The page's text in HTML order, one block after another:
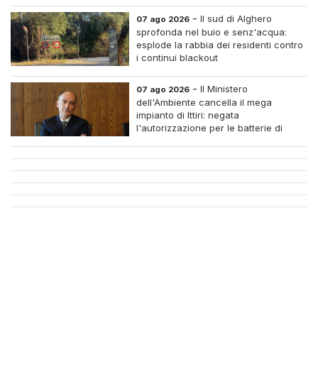
07 ago 2026 -Il sud di Alghero
sprofonda nel buio e senz'acqua:
esplode la rabbia dei residenti contro
i continui blackout
07 ago 2026 -Il Ministero
dell'Ambiente cancella il mega
impianto di Ittiri: negata
l'autorizzazione per le batterie di